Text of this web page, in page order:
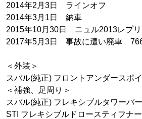
2014年2月3日 ラインオフ
2014年3月1日 納車
2015年10月30日 ニュル2013レプ
2017年5月3日 事故に遭い廃車
＜外装＞
スバル(純正) フロントアンダースポ
＜補強、足周り＞
スバル(純正) フレキシブルタワーバー
STI フレキシブルドロースティフナ